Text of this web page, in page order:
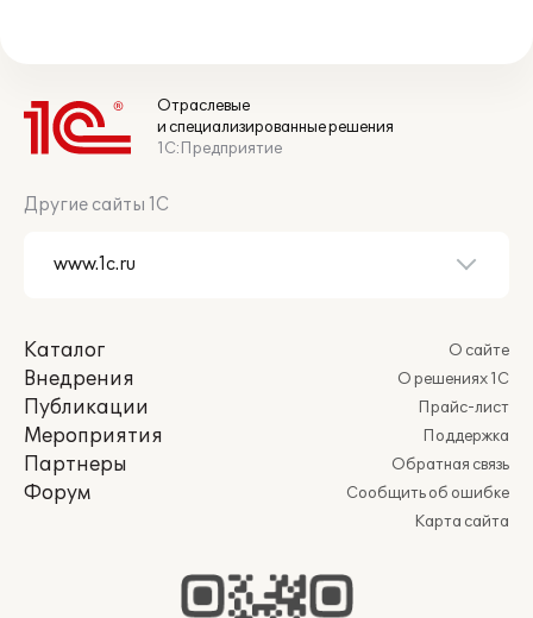
Отраслевые
и специализированные решения
1С:Предприятие
Другие сайты 1С
Каталог
Внедрения
Публикации
Мероприятия
Партнеры
Форум
О сайте
О решениях 1С
Прайс-лист
Поддержка
Обратная связь
Сообщить об ошибке
Карта сайта